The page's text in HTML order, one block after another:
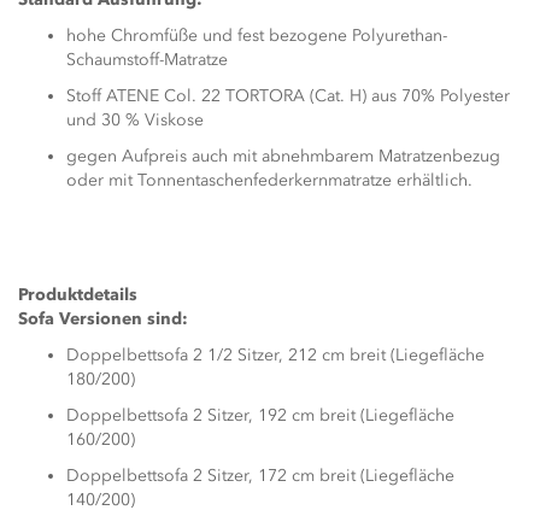
hohe Chromfüße und fest bezogene Polyurethan-
Schaumstoff-Matratze
Stoff ATENE Col. 22 TORTORA (Cat. H) aus 70% Polyester
und 30 % Viskose
gegen Aufpreis auch mit abnehmbarem Matratzenbezug
oder mit Tonnentaschenfederkernmatratze erhältlich.
Produktdetails
Sofa Versionen sind:
Doppelbettsofa 2 1/2 Sitzer, 212 cm breit (Liegefläche
180/200)
Doppelbettsofa 2 Sitzer, 192 cm breit (Liegefläche
160/200)
Doppelbettsofa 2 Sitzer, 172 cm breit (Liegefläche
140/200)